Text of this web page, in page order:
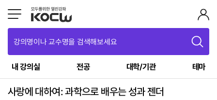
강의명이나 교수명을 검색해보세요
내 강의실 전공 대학/기관 테마
사랑에 대하여: 과학으로 배우는 성과 젠더